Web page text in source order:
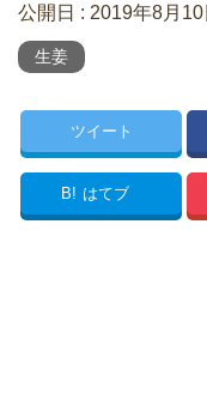
公開日 : 2019年8月10
生姜
ツイート
B! はてブ